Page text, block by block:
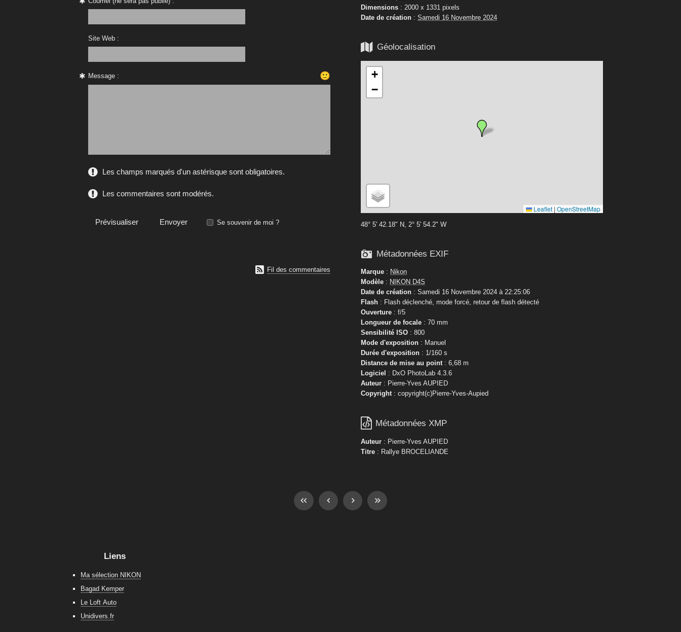
Dimensions : 2000 x 1331 pixels
Date de création : Samedi 16 Novembre 2024
 Géolocalisation
+
−
Leaflet | OpenStreetMap
48° 5' 42.18" N, 2° 5' 54.2" W
 Métadonnées EXIF
Marque : Nikon
Modèle : NIKON D4S
Date de création : Samedi 16 Novembre 2024 à 22:25:06
Flash : Flash déclenché, mode forcé, retour de flash détecté
Ouverture : f/5
Longueur de focale : 70 mm
Sensibilité ISO : 800
Mode d'exposition : Manuel
Durée d'exposition : 1/160 s
Distance de mise au point : 6,68 m
Logiciel : DxO PhotoLab 4.3.6
Auteur : Pierre-Yves AUPIED
Copyright : copyright(c)Pierre-Yves-Aupied
 Métadonnées XMP
Auteur : Pierre-Yves AUPIED
Titre : Rallye BROCELIANDE
Site Web :
Message : 🙂
Les champs marqués d'un astérisque sont obligatoires.
Les commentaires sont modérés.
Se souvenir de moi ?
 Fil des commentaires
Liens
Ma sélection NIKON
Bagad Kemper
Le Loft Auto
Unidivers.fr